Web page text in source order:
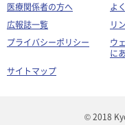
医療関係者の方へ
よ
広報誌一覧
リ
プライバシーポリシー
ウ
に
サイトマップ
© 2018